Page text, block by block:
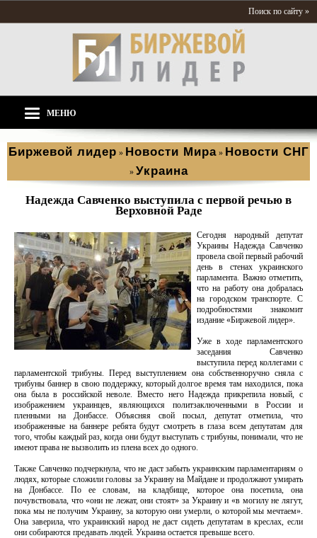
Поиск по сайту »
МЕНЮ
Биржевой лидер » Новости Мира » Новости СНГ
» Украина
Надежда Савченко выступила с первой речью в
Верховной Раде
Сегодня народный депутат
Украины Надежда Савченко
провела свой первый рабочий
день в стенах украинского
парламента. Важно отметить,
что на работу она добралась
на городском транспорте. С
подробностями знакомит
издание «Биржевой лидер».
Уже в ходе парламентского
заседания Савченко
выступила перед коллегами с
парламентской трибуны. Перед выступлением она собственноручно сняла с
трибуны баннер в свою поддержку, который долгое время там находился, пока
она была в российской неволе. Вместо него Надежда прикрепила новый, с
изображением украинцев, являющихся политзаключенными в России и
пленными на Донбассе. Объясняя свой посыл, депутат отметила, что
изображенные на баннере ребята будут смотреть в глаза всем депутатам для
того, чтобы каждый раз, когда они будут выступать с трибуны, понимали, что не
имеют права не вызволить из плена всех до одного.
Также Савченко подчеркнула, что не даст забыть украинским парламентариям о
людях, которые сложили головы за Украину на Майдане и продолжают умирать
на Донбассе. По ее словам, на кладбище, которое она посетила, она
почувствовала, что «они не лежат, они стоят» за Украину и «в могилу не лягут,
пока мы не получим Украину, за которую они умерли, о которой мы мечтаем».
Она заверила, что украинский народ не даст сидеть депутатам в креслах, если
они собираются предавать людей. Украина остается превыше всего.